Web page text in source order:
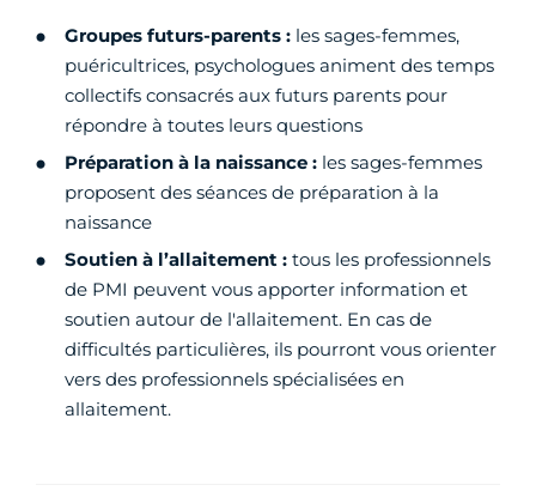
Groupes futurs-parents : les sages-femmes,
puéricultrices, psychologues animent des temps
collectifs consacrés aux futurs parents pour
répondre à toutes leurs questions
Préparation à la naissance : les sages-femmes
proposent des séances de préparation à la
naissance
Soutien à l’allaitement : tous les professionnels
de PMI peuvent vous apporter information et
soutien autour de l'allaitement. En cas de
difficultés particulières, ils pourront vous orienter
vers des professionnels spécialisées en
allaitement.